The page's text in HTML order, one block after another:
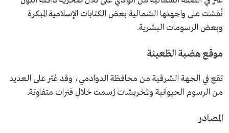
نُقشت على واجهتها الشمالية بعض الكتابات الإسلامية المبكرة
وبعض الرسومات البشرية.
موقع هضبة الظعينة
تقع في الجهة الشرقية من محافظة الدوادمي، وقد عُثر على العديد
من الرسوم الحيوانية والمخربشات رُسمت خلال فترات متفاوتة.
المصادر